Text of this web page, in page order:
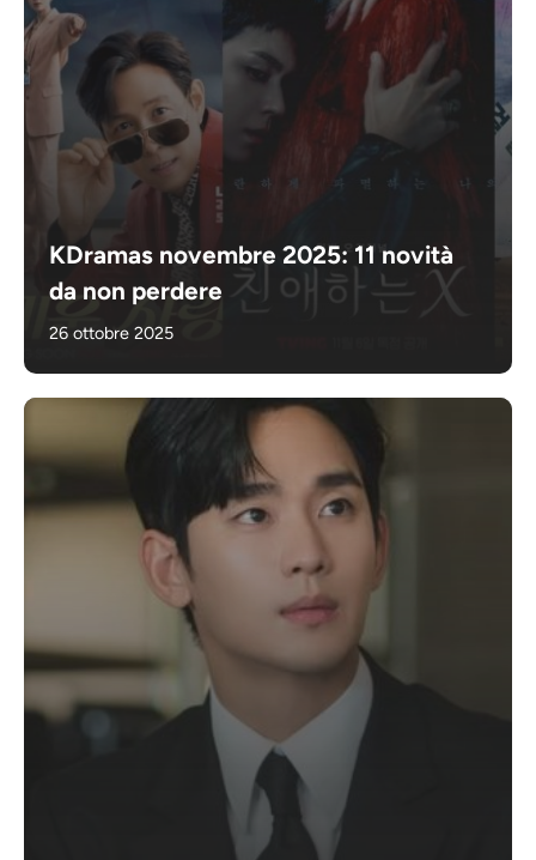
KDramas novembre 2025: 11 novità
da non perdere
26 ottobre 2025